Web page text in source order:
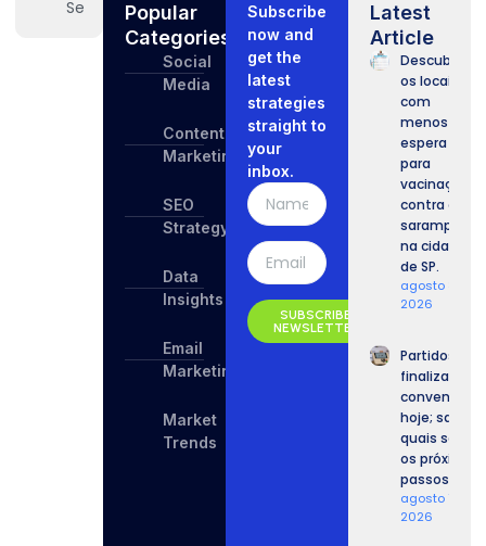
Popular
Categories
Social
Media
Content
Marketing
SEO
Strategy
Data
Insights
Email
Marketing
Market
Trends
Subscribe
now and
get the
latest
strategies
straight to
your
inbox.
SUBSCRIBE
NEWSLETTER
Latest
Article
Descubra
os locais
com
menos
espera
para
vacinação
contra o
sarampo
na cidade
de SP.
agosto 8,
2026
Partidos
finalizam
convenções
hoje; saiba
quais serão
os próximos
passos.
agosto 7,
2026